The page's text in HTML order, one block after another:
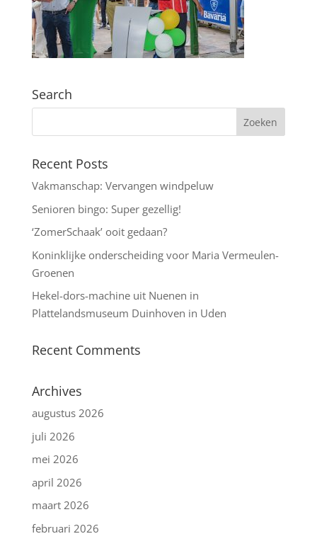
Search
Recent Posts
Vakmanschap: Vervangen windpeluw
Senioren bingo: Super gezellig!
‘ZomerSchaak’ ooit gedaan?
Koninklijke onderscheiding voor Maria Vermeulen-
Groenen
Hekel-dors-machine uit Nuenen in
Plattelandsmuseum Duinhoven in Uden
Recent Comments
Archives
augustus 2026
juli 2026
mei 2026
april 2026
maart 2026
februari 2026